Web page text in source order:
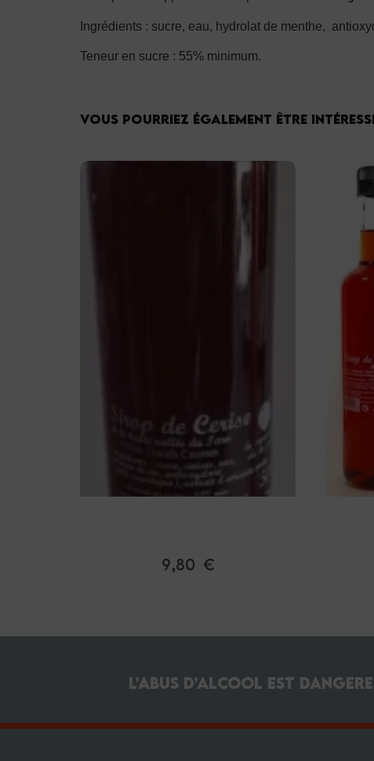
Ingrédients : sucre, eau, hydrolat de menthe,
Teneur en sucre : 55% minimum.
Vous pourriez également être
9,80 €
L’abus d’alcool est